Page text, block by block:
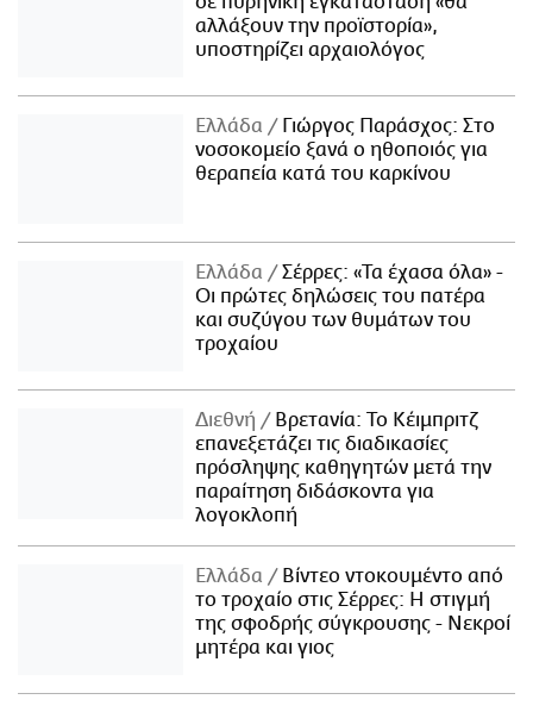
αλλάξουν την προϊστορία»,
υποστηρίζει αρχαιολόγος
Ελλάδα
Γιώργος Παράσχος: Στο
νοσοκομείο ξανά ο ηθοποιός για
θεραπεία κατά του καρκίνου
Ελλάδα
Σέρρες: «Τα έχασα όλα» -
Οι πρώτες δηλώσεις του πατέρα
και συζύγου των θυμάτων του
τροχαίου
Διεθνή
Βρετανία: Το Κέιμπριτζ
επανεξετάζει τις διαδικασίες
πρόσληψης καθηγητών μετά την
παραίτηση διδάσκοντα για
λογοκλοπή
Ελλάδα
Βίντεο ντοκουμέντο από
το τροχαίο στις Σέρρες: Η στιγμή
της σφοδρής σύγκρουσης - Νεκροί
μητέρα και γιος